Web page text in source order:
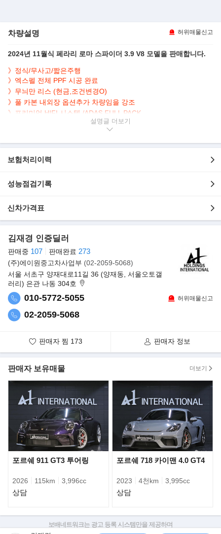
차량설명 허위매물신고
2024년 11월식 페라리 로마 스파이더 3.9 V8 모델을 판매합니다.
》정식/무사고/짧은주행
》엑스펠 전체 PPF 시공 완료
》무늬만 리스 (현금,조건변경O)
》풀 카본 내외장 옵션추가 차량임을 강조
》프리미엄 HIFI 시스템 /ADAS FULL PACK
》8단 DCT, 620마력 8기통 소프트탑 컨버터블 GT
▶본 차량상태..
- 정식출고
- 3,500km 실주행
- 레드바디+블랙시트
- 깔끔하게 관리된 실내/외
▶사고 이력 정보 보고서
설명글
보험처리이력
성능점검기록
신차가격표
김재경 인증딜러
판매중 107 판매완료 273
(주)에이원중고차사업부 (02-2059-5068)
서울 서초구 양재대로11길 36 (양재동, 서울오토갤
러리) 은관 나동 304호
010-5772-5055
02-2059-5068
허위매물신고
판매자 찜 173 판매자 정보
판매자 보유매물 더보기
포르쉐 911 GT3 투어링
2026 115km 3,996cc
상담
포르쉐 718 카이맨 4.0 GT4
2023 4천km 3,995cc
상담
보배네트워크는 광고 등록 시스템만을 제공하며